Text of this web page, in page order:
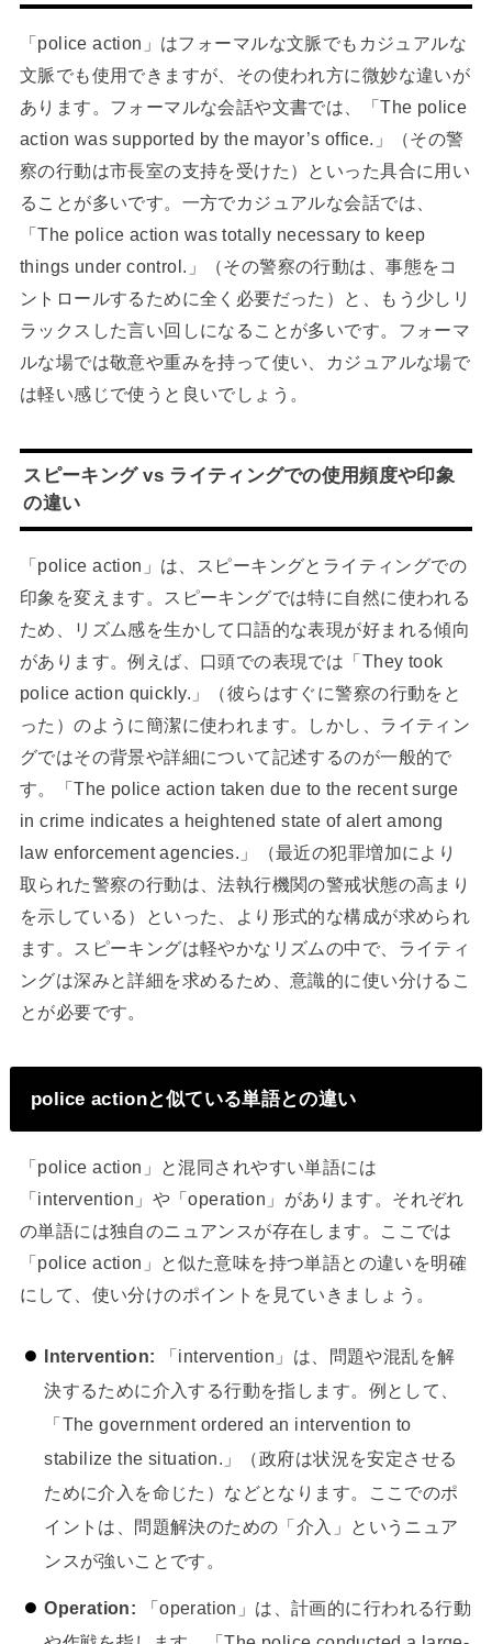
「police action」はフォーマルな文脈でもカジュアルな
文脈でも使用できますが、その使われ方に微妙な違いが
あります。フォーマルな会話や文書では、「The police
action was supported by the mayor’s office.」（その警
察の行動は市長室の支持を受けた）といった具合に用い
ることが多いです。一方でカジュアルな会話では、
「The police action was totally necessary to keep
things under control.」（その警察の行動は、事態をコ
ントロールするために全く必要だった）と、もう少しリ
ラックスした言い回しになることが多いです。フォーマ
ルな場では敬意や重みを持って使い、カジュアルな場で
は軽い感じで使うと良いでしょう。
スピーキング vs ライティングでの使用頻度や印象
の違い
「police action」は、スピーキングとライティングでの
印象を変えます。スピーキングでは特に自然に使われる
ため、リズム感を生かして口語的な表現が好まれる傾向
があります。例えば、口頭での表現では「They took
police action quickly.」（彼らはすぐに警察の行動をと
った）のように簡潔に使われます。しかし、ライティン
グではその背景や詳細について記述するのが一般的で
す。「The police action taken due to the recent surge
in crime indicates a heightened state of alert among
law enforcement agencies.」（最近の犯罪増加により
取られた警察の行動は、法執行機関の警戒状態の高まり
を示している）といった、より形式的な構成が求められ
ます。スピーキングは軽やかなリズムの中で、ライティ
ングは深みと詳細を求めるため、意識的に使い分けるこ
とが必要です。
police actionと似ている単語との違い
「police action」と混同されやすい単語には
「intervention」や「operation」があります。それぞれ
の単語には独自のニュアンスが存在します。ここでは
「police action」と似た意味を持つ単語との違いを明確
にして、使い分けのポイントを見ていきましょう。
Intervention: 「intervention」は、問題や混乱を解
決するために介入する行動を指します。例として、
「The government ordered an intervention to
stabilize the situation.」（政府は状況を安定させる
ために介入を命じた）などとなります。ここでのポ
イントは、問題解決のための「介入」というニュア
ンスが強いことです。
Operation: 「operation」は、計画的に行われる行動